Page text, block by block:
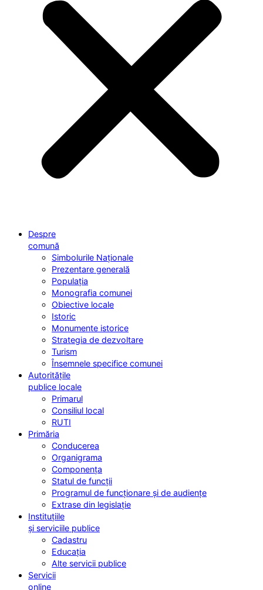
Despre
comună
Simbolurile Naționale
Prezentare generală
Populația
Monografia comunei
Obiective locale
Istoric
Monumente istorice
Strategia de dezvoltare
Turism
Însemnele specifice comunei
Autoritățile
publice locale
Primarul
Consiliul local
RUTI
Primăria
Conducerea
Organigrama
Componența
Statul de funcții
Programul de funcționare și de audiențe
Extrase din legislație
Instituțiile
și serviciile publice
Cadastru
Educația
Alte servicii publice
Servicii
online